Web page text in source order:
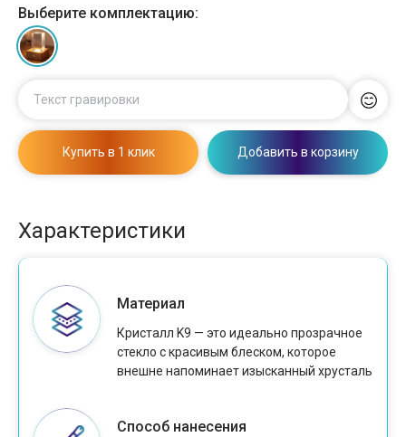
Выберите комплектацию:
Текст гравировки
Купить в 1 клик Добавить в корзину
Характеристики
Материал
Кристалл K9 — это идеально прозрачное
стекло с красивым блеском, которое
внешне напоминает изысканный хрусталь
Способ нанесения